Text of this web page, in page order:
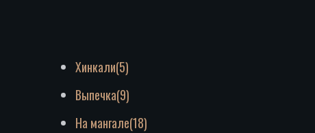
Хинкали(5)
Выпечка(9)
На мангале(18)